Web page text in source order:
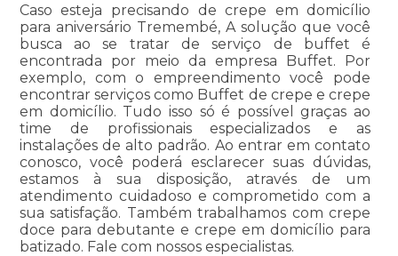
Caso esteja precisando de crepe em domicílio
para aniversário Tremembé, A solução que você
busca ao se tratar de serviço de buffet é
encontrada por meio da empresa Buffet. Por
exemplo, com o empreendimento você pode
encontrar serviços como Buffet de crepe e crepe
em domicílio. Tudo isso só é possível graças ao
time de profissionais especializados e as
instalações de alto padrão. Ao entrar em contato
conosco, você poderá esclarecer suas dúvidas,
estamos à sua disposição, através de um
atendimento cuidadoso e comprometido com a
sua satisfação. Também trabalhamos com crepe
doce para debutante e crepe em domicílio para
batizado. Fale com nossos especialistas.